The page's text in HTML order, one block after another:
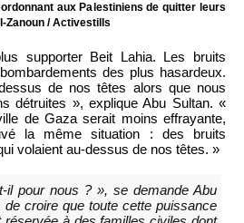
aux Palestiniens de quitter leurs
Zanoun / Activestills
supporter Beit Lahia. Les bruits
des plus hasardeux.
de nos têtes alors que nous
détruites », explique Abu Sultan. «
de Gaza serait moins effrayante,
la même situation : des bruits
volaient au-dessus de nos têtes. »
il pour nous ? », se demande Abu
croire que toute cette puissance